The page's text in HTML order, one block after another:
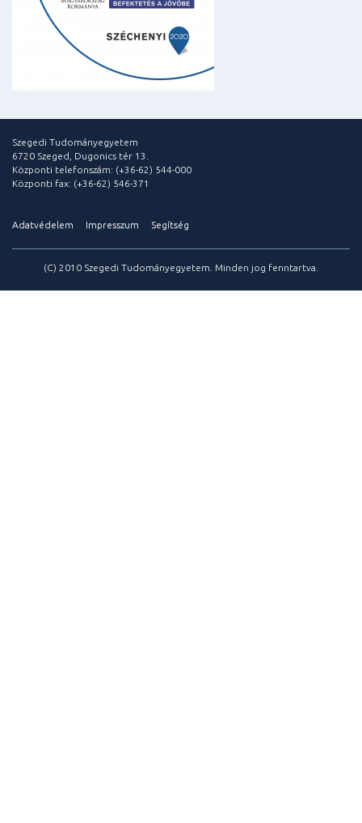
Szegedi Tudományegyetem
6720 Szeged, Dugonics tér 13.
Központi telefonszám: (+36-62) 544-000
Központi fax: (+36-62) 546-371
Adatvédelem Impresszum Segítség
(C) 2010 Szegedi Tudományegyetem. Minden jog fenntartva.